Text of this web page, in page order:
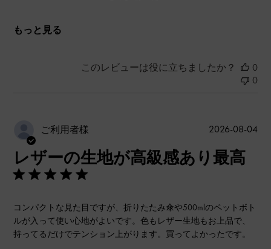
もっと見る
このレビューは役に立ちましたか？
0
0
ご利用者様
レザーの生地が高級感あり最高
コンパクトな見た目ですが、折りたたみ傘や500mlのペットボト
ルが入って使い心地がよいです。色もレザー生地もお上品で、
持ってるだけでテンション上がります。買ってよかったです。
公
2026-08-04